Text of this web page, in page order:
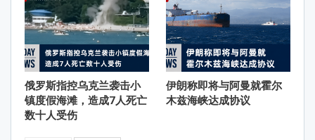
俄罗斯指控乌克兰袭击小
镇度假海滩，造成7人死亡
数十人受伤
伊朗称即将与阿曼就霍尔
木兹海峡达成协议